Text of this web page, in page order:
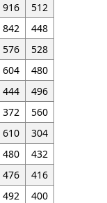
916
512
842
448
576
528
604
480
444
496
372
560
610
304
480
432
476
416
492
400